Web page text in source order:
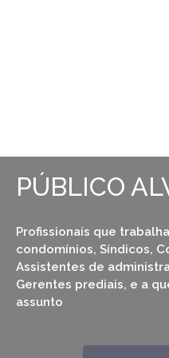
PÚBLICO
Profissionais que
condomínios, Síndicos,
Assistentes de
Gerentes prediais, e a
assunto